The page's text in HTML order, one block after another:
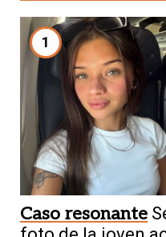
1
Caso resonante